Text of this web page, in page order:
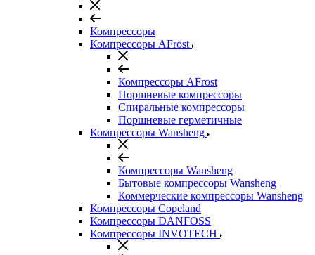
Компрессоры
Компрессоры AFrost
Компрессоры AFrost
Поршневые компрессоры
Спиральные компрессоры
Поршневые герметичные
Компрессоры Wansheng
Компрессоры Wansheng
Бытовые компрессоры Wansheng
Коммерческие компрессоры Wansheng
Компрессоры Copeland
Компрессоры DANFOSS
Компрессоры INVOTECH